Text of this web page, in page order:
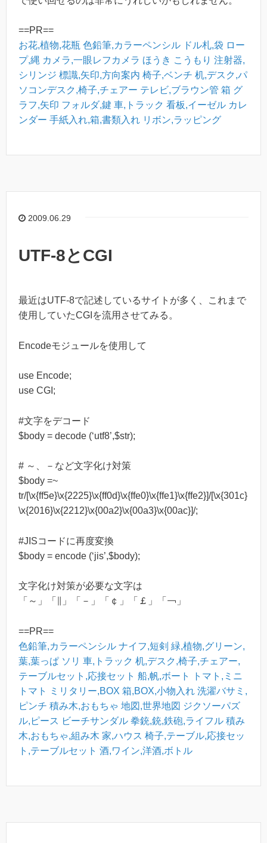
==PR==
お花,植物,花瓶 色鉛筆,カラーペンシル ドル札,袋 ロー
プ,縄 カメラ,一眼レフカメラ ほうき こうもり 注射器,
シリンジ 標識,矢印,方向案内 椅子,ベンチ 机,デスク,パ
ソコンデスク,椅子,チェアー テレビ,ブラウン管 箱 グ
ラフ,矢印 フォルダ,鍵 車,トラック 看板,イーゼル カレ
ンダー 手紙入れ,箱,書類入れ リボン,ラッピング
2009.06.29
UTF-8とCGI
最近はUTF-8で記述しているサイトが多く、これまで
使用していたCGIを流用させてみる。
Encodeモジュールを使用して
use Encode;
use CGI;
#文字をデコード
$body = decode (‘utf8’,$str);
# ～、－など文字化け対策
$body =~
tr/[\x{ff5e}\x{2225}\x{ff0d}\x{ffe0}\x{ffe1}\x{ffe2}]/[\x{301c}
\x{2016}\x{2212}\x{00a2}\x{00a3}\x{00ac}]/;
#JISコードに再度変換
$body = encode (‘jis’,$body);
文字化け対策が必要な文字は
「～」「∥」「－」「￠」「￡」「￢」
==PR==
色鉛筆,カラーペンシル ナイフ,短剣 緑,植物,グリーン,
葉,葉っぱ ソリ 車,トラック 机,デスク,椅子,チェアー,
テーブルセット,応接セット 船,帆,ボート
トマト,ミニ
トマト
ミリタリー,BOX 箱,BOX,小物入れ 洗濯バサミ,
ピンチ 積み木,おもちゃ 地図,世界地図 ジクソーパズ
ル,ピース ビーチサンダル 拳銃,銃,鉄砲,ライフル 積み
木,おもちゃ,組み木 家,ハウス 椅子,テーブル,応接セッ
ト,テーブルセット 酒,ワイン,洋酒,ボトル